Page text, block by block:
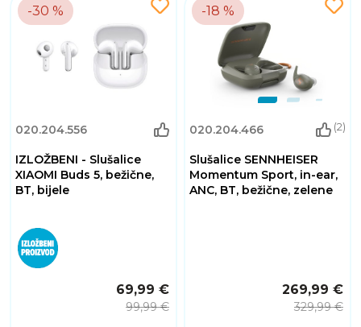
-30 %
020.204.556
IZLOŽBENI - Slušalice
XIAOMI Buds 5, bežične,
BT, bijele
69,99 €
99,99 €
-18 %
020.204.466 (2)
Slušalice SENNHEISER
Momentum Sport, in-ear,
ANC, BT, bežične, zelene
269,99 €
329,99 €